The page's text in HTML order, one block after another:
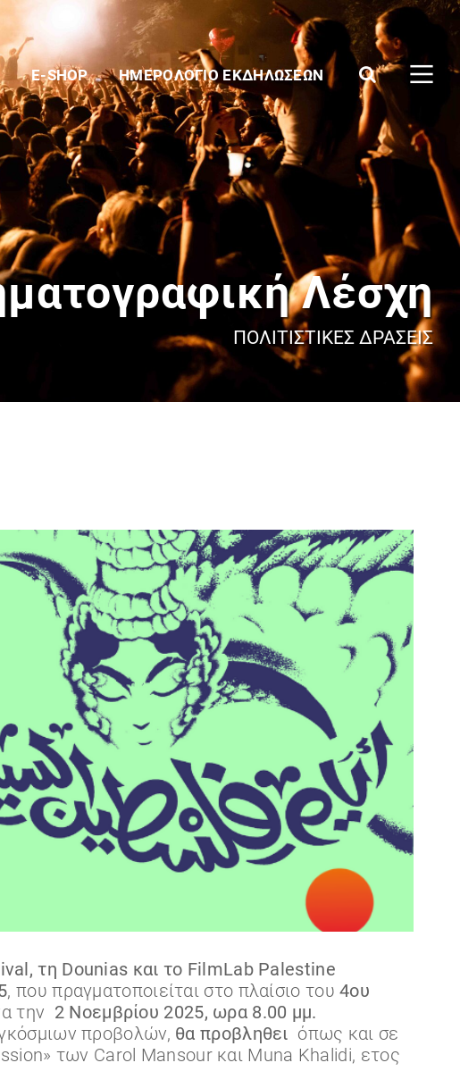
E-SHOP ΗΜΕΡΟΛΌΓΙΟ ΕΚΔΗΛΏΣΕΩΝ
Λέσχη
ΠΟΛΙΤΙΣΤΙΚΈΣ ΔΡΆΣΕΙΣ
τη Dounias και το FilmLab Palestine
, που πραγματοποιείται στο πλαίσιο του4ου
την 2 Νοεμβρίου 2025, ωρα 8.00 μμ.
προβολών, θα προβληθει όπως και σε
των Carol Mansour και Muna Khalidi, ετος